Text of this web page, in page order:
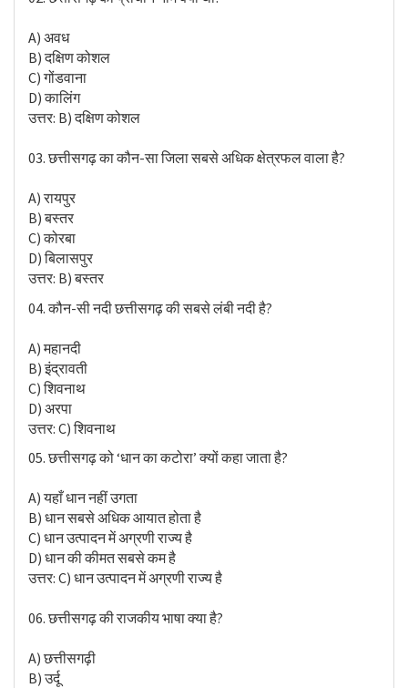
A) अवध
B) दक्षिण कोशल
C) गोंडवाना
D) कालिंग
उत्तर: B) दक्षिण कोशल
03. छत्तीसगढ़ का कौन-सा जिला सबसे अधिक क्षेत्रफल वाला है?
A) रायपुर
B) बस्तर
C) कोरबा
D) बिलासपुर
उत्तर: B) बस्तर
04. कौन-सी नदी छत्तीसगढ़ की सबसे लंबी नदी है?
A) महानदी
B) इंद्रावती
C) शिवनाथ
D) अरपा
उत्तर: C) शिवनाथ
05. छत्तीसगढ़ को ‘धान का कटोरा’ क्यों कहा जाता है?
A) यहाँ धान नहीं उगता
B) धान सबसे अधिक आयात होता है
C) धान उत्पादन में अग्रणी राज्य है
D) धान की कीमत सबसे कम है
उत्तर: C) धान उत्पादन में अग्रणी राज्य है
06. छत्तीसगढ़ की राजकीय भाषा क्या है?
A) छत्तीसगढ़ी
B) उर्दू